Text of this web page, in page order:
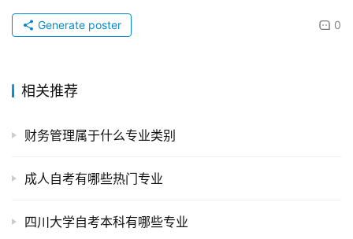
0
Generate poster
相关推荐
财务管理属于什么专业类别
成人自考有哪些热门专业
四川大学自考本科有哪些专业